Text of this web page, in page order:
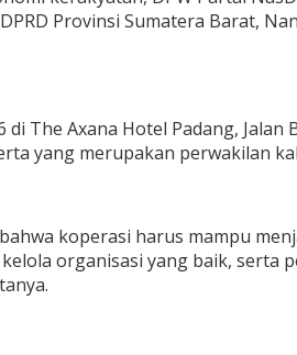
Provinsi Sumatera Barat,
di The Axana Hotel Padang,
yang merupakan perwakilan
koperasi harus mampu
organisasi yang baik,